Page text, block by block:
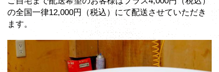
の全国一律12,000円（税込）にて配送させていただき
ます。